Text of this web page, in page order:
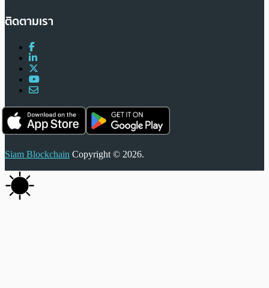
ติดตามเรา
Siam Blockchain Copyright © 2026.